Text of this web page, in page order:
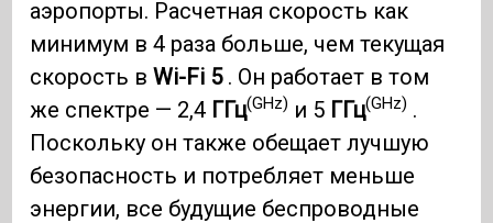
аэропорты. Расчетная скорость как
минимум в 4 раза больше, чем текущая
скорость вWi-Fi 5. Он работает в том
же спектре — 2,4 ГГц(GHz) и 5 ГГц(GHz) .
Поскольку он также обещает лучшую
безопасность и потребляет меньше
энергии, все будущие беспроводные